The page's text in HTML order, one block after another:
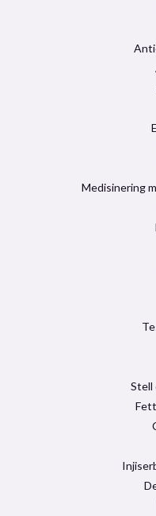
Medisinering
Stell